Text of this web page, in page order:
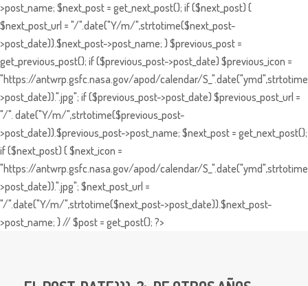
>post_name; $next_post = get_next_post(); if ($next_post) {
$next_post_url = "/".date("Y/m/",strtotime($next_post-
>post_date)).$next_post->post_name; } $previous_post =
get_previous_post(); if ($previous_post->post_date) $previous_icon =
"https://antwrp.gsfc.nasa.gov/apod/calendar/
>post_date)).".jpg"; if ($previous_post->post_date) $previous_post_url =
"/". date("Y/m/",strtotime($previous_post-
>post_date)).$previous_post->post_name; $next_post = get_next_post();
if ($next_post) { $next_icon =
"https://antwrp.gsfc.nasa.gov/apod/calendar/
>post_date)).".jpg"; $next_post_url =
"/".date("Y/m/",strtotime($next_post->post_date)).$next_post-
>post_name; } // $post = get_post(); ?>